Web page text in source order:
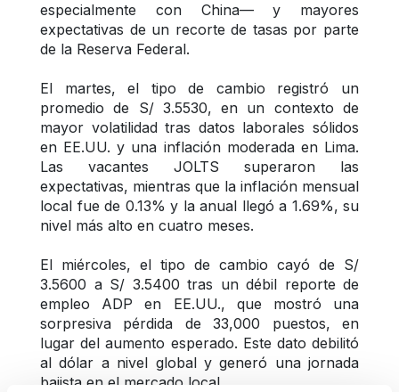
especialmente con China— y mayores
expectativas de un recorte de tasas por parte
de la Reserva Federal.
El martes, el tipo de cambio registró un
promedio de S/ 3.5530, en un contexto de
mayor volatilidad tras datos laborales sólidos
en EE.UU. y una inflación moderada en Lima.
Las vacantes JOLTS superaron las
expectativas, mientras que la inflación mensual
local fue de 0.13% y la anual llegó a 1.69%, su
nivel más alto en cuatro meses.
El miércoles, el tipo de cambio cayó de S/
3.5600 a S/ 3.5400 tras un débil reporte de
empleo ADP en EE.UU., que mostró una
sorpresiva pérdida de 33,000 puestos, en
lugar del aumento esperado. Este dato debilitó
al dólar a nivel global y generó una jornada
bajista en el mercado local.